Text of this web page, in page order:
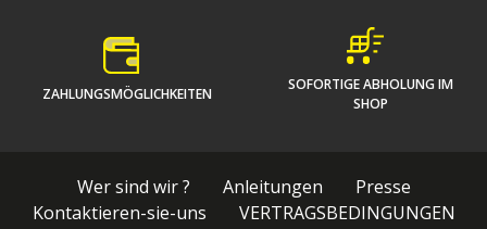
ZAHLUNGSMÖGLICHKEITEN
SOFORTIGE ABHOLUNG IM
SHOP
Wer sind wir ? Anleitungen
Presse
Kontaktieren-sie-uns
VERTRAGSBEDINGUNGEN